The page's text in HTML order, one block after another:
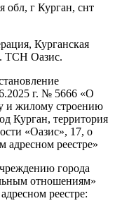
обл, г Курган, снт
Курганская
ТСН Оазис.
г. № 5666 «О
и жилому строению
Курган, территория
«Оазис», 17, о
адресном реестре»
города
отношениям»
реестре: